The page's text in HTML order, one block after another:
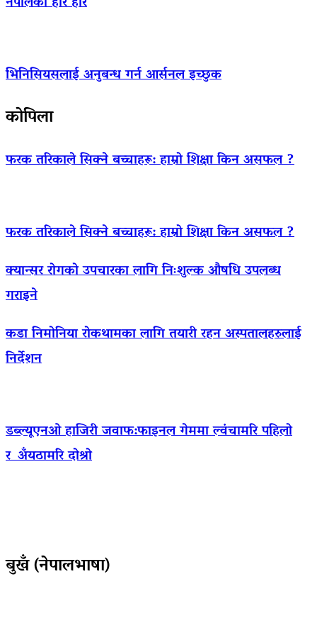
भिनिसियसलाई अनुबन्ध गर्न आर्सनल इच्छुक
कोपिला
फरक तरिकाले सिक्ने बच्चाहरू: हाम्रो शिक्षा किन असफल ?
फरक तरिकाले सिक्ने बच्चाहरू: हाम्रो शिक्षा किन असफल ?
क्यान्सर रोगको उपचारका लागि निःशुल्क औषधि उपलब्ध
गराइने
कडा निमोनिया रोकथामका लागि तयारी रहन अस्पतालहरुलाई
निर्देशन
डब्ल्यूएनओ हाजिरी जवाफ:फाइनल गेममा ल्वंचामरि पहिलो
र अँयठामरि दोश्रो
बुखँ (नेपालभाषा)